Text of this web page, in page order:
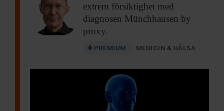
extrem försiktighet med
diagnosen Münchhausen by
proxy.
PREMIUM MEDICIN & HÄLSA